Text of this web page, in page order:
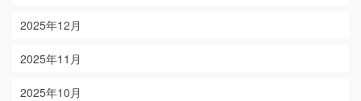
2025年12月
2025年11月
2025年10月